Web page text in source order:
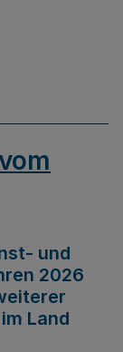
und
2026
Land